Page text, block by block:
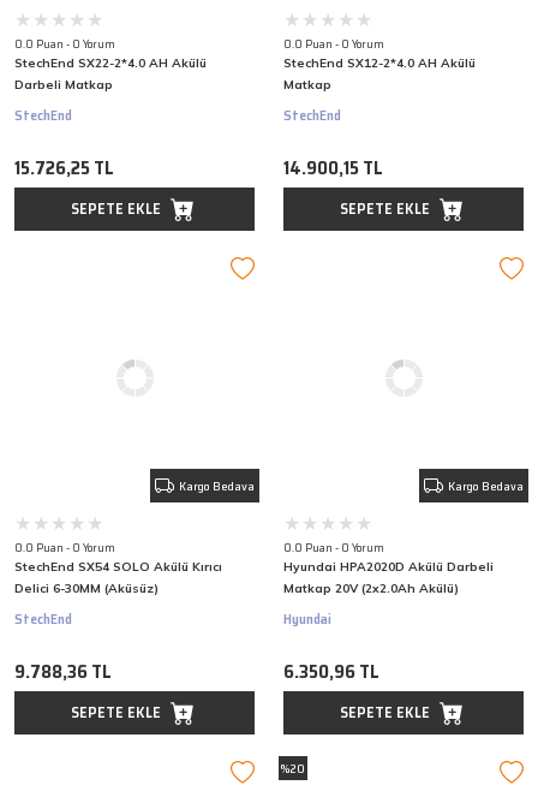
0.0 Puan - 0 Yorum
StechEnd SX22-2*4.0 AH Akülü
Darbeli Matkap
StechEnd
15.726,25 TL
SEPETE EKLE
0.0 Puan - 0 Yorum
StechEnd SX12-2*4.0 AH Akülü
Matkap
StechEnd
14.900,15 TL
SEPETE EKLE
Kargo Bedava
0.0 Puan - 0 Yorum
StechEnd SX54 SOLO Akülü Kırıcı
Delici 6-30MM (Aküsüz)
StechEnd
9.788,36 TL
SEPETE EKLE
Kargo Bedava
0.0 Puan - 0 Yorum
Hyundai HPA2020D Akülü Darbeli
Matkap 20V (2x2.0Ah Akülü)
Hyundai
6.350,96 TL
SEPETE EKLE
%20